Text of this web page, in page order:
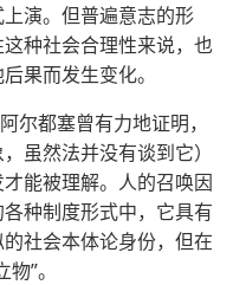
演。但普遍意志的形
种社会合理性来说，也
果而发生变化。
尔都塞曾有力地证明，
虽然法并没有谈到它）
能被理解。人的召唤因
种制度形式中，它具有
社会本体论身份，但在
”。